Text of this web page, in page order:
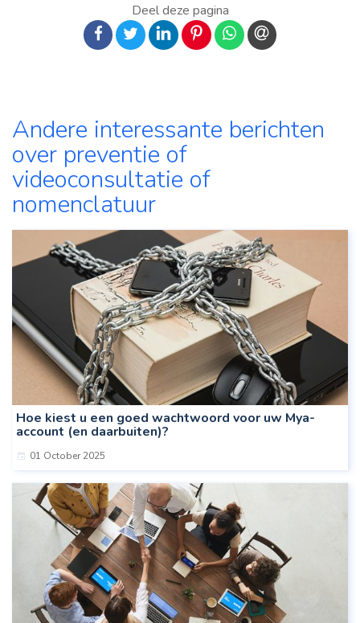
Deel deze pagina
op Facebook
op Twitterop LinkedInop Pinterestop WhatsApp
via e-mail
Andere interessante berichten
over preventie of
videoconsultatie of
nomenclatuur
Hoe kiest u een goed wachtwoord voor uw Mya-
account (en daarbuiten)?
01 October 2025